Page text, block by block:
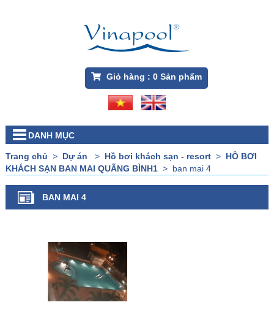
Giỏ hàng : 0Sản phẩm
DANH MỤC
Trang chủ > Dự án > Hồ bơi khách sạn - resort> HỒ BƠI
KHÁCH SẠN BAN MAI QUÃNG BÌNH1> ban mai 4
BAN MAI 4